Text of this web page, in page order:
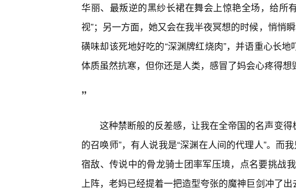
华丽、最叛逆的黑纱长裙在舞会上惊艳全场，给所
视”；另一方面，她又会在我半夜冥想的时候，悄悄
磺味却该死地好吃的“深渊牌红烧肉”，并语重心长
体质虽然抗寒，但你还是人类，感冒了妈会心疼得想
”
这种禁断般的反差感，让我在全帝国的名声变
的召唤师”，有人说我是“深渊在人间的代理人”。而
宿敌、传说中的骨龙骑士团率军压境，点名要挑战
上阵，老妈已经提着一把造型夸张的魔神巨剑冲了